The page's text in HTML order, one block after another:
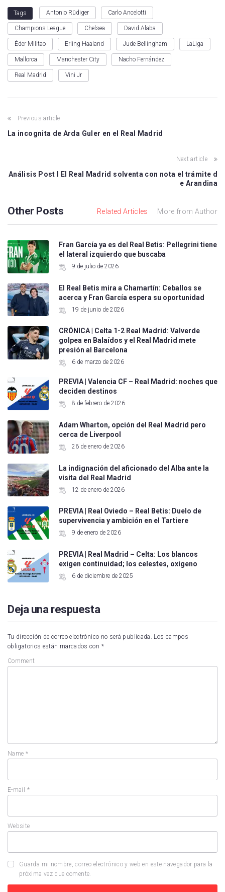
Tags Antonio Rüdiger Carlo Ancelotti
Champions League Chelsea David Alaba
Éder Militao Erling Haaland Jude Bellingham LaLiga
Mallorca Manchester City Nacho Fernández
Real Madrid Vini Jr
Previous article
La incognita de Arda Guler en el Real Madrid
Next article
Análisis Post I El Real Madrid solventa con nota el trámite d
e Arandina
Other Posts Related Articles More from Author
Fran García ya es del Real Betis: Pellegrini tiene
el lateral izquierdo que buscaba
9 de julio de 2026
El Real Betis mira a Chamartín: Ceballos se
acerca y Fran García espera su oportunidad
19 de junio de 2026
CRÓNICA | Celta 1-2 Real Madrid: Valverde
golpea en Balaídos y el Real Madrid mete
presión al Barcelona
6 de marzo de 2026
PREVIA | Valencia CF – Real Madrid: noches que
deciden destinos
8 de febrero de 2026
Adam Wharton, opción del Real Madrid pero
cerca de Liverpool
26 de enero de 2026
La indignación del aficionado del Alba ante la
visita del Real Madrid
12 de enero de 2026
PREVIA | Real Oviedo – Real Betis: Duelo de
supervivencia y ambición en el Tartiere
9 de enero de 2026
PREVIA | Real Madrid – Celta: Los blancos
exigen continuidad; los celestes, oxígeno
6 de diciembre de 2025
Deja una respuesta
Tu dirección de correo electrónico no será publicada. Los campos
obligatorios están marcados con *
Comment
Name *
E-mail *
Website
Guarda mi nombre, correo electrónico y web en este navegador para la
próxima vez que comente.